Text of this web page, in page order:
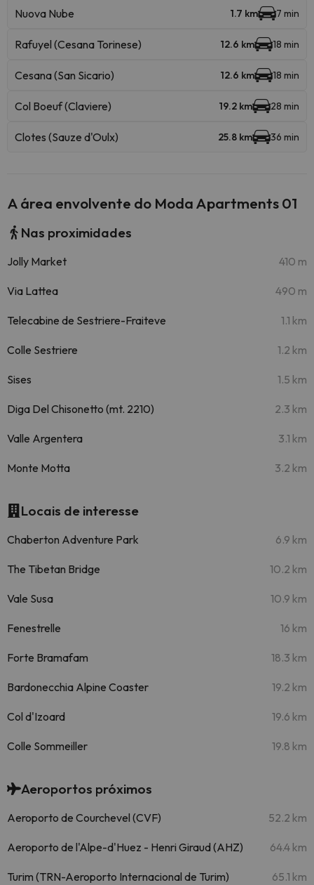
Nuova Nube 1.7 km 7 min
Rafuyel (Cesana Torinese) 12.6 km 18 min
Cesana (San Sicario) 12.6 km 18 min
Col Boeuf (Claviere) 19.2 km 28 min
Clotes (Sauze d'Oulx) 25.8 km 36 min
A área envolvente do Moda Apartments 01
Nas proximidades
Jolly Market 410 m
Via Lattea 490 m
Telecabine de Sestriere-Fraiteve 1.1 km
Colle Sestriere 1.2 km
Sises 1.5 km
Diga Del Chisonetto (mt. 2210) 2.3 km
Valle Argentera 3.1 km
Monte Motta 3.2 km
Locais de interesse
Chaberton Adventure Park 6.9 km
The Tibetan Bridge 10.2 km
Vale Susa 10.9 km
Fenestrelle 16 km
Forte Bramafam 18.3 km
Bardonecchia Alpine Coaster 19.2 km
Col d'Izoard 19.6 km
Colle Sommeiller 19.8 km
Aeroportos próximos
Aeroporto de Courchevel (CVF) 52.2 km
Aeroporto de l'Alpe-d'Huez - Henri Giraud (AHZ) 64.4 km
Turim (TRN-Aeroporto Internacional de Turim) 65.1 km